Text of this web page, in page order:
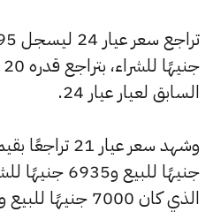
السابق لعيار عيار 24.
جنيهًا للبيع
الذي كان 7000 جنيهًا للبيع و6950 جنيهًا للشراء.